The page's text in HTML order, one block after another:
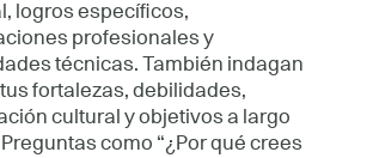
logros específicos,
profesionales y
técnicas. También indagan
fortalezas, debilidades,
cultural y objetivos a largo
como “¿Por qué crees